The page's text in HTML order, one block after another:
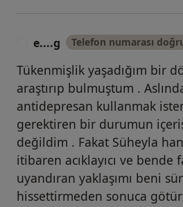
e....g Telefon numarası
Tükenmişlik yaşadığım bir
araştırıp bulmuştum .
antidepresan kullanmak
gerektiren bir durumun
değildim . Fakat Süheyla
itibaren acıklayıcı ve bende
uyandıran yaklaşımı beni
hissettirmeden sonuca